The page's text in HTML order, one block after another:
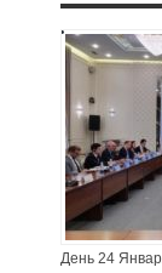
День 24